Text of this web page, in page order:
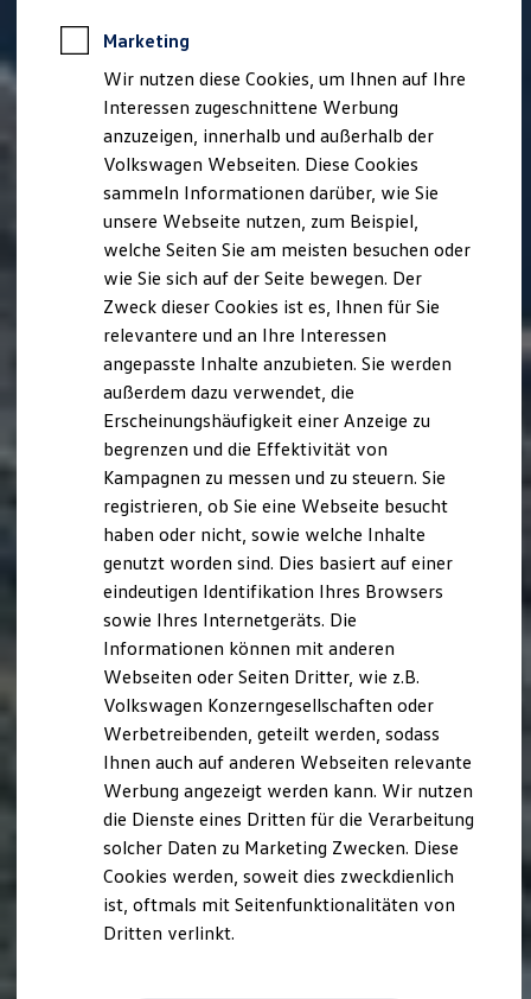
Notdienst und Pannenhilfe
Software, Konnektivität & Apps
California App
VW Connect für Ihren ID. Buzz
VW Connect für Ihren Transporter/Caravelle
VW Connect für Ihren Amarok
VW Connect für andere Modelle
Connect Pro
Fleet Interface Data
Multistop Pathfinder
Übersicht Software Updates
Digitales Bordbuch
Fahrerassistenz- und Sicherheitssysteme
Kontrollleuchten
Batterieverordnung
XTL-Dieselkraftstoff
Ersatzteile und Betriebsflüssigkeiten
Original Zubehör und Lifestyle Produkte
myVolkswagen
myVolkswagen Business
Elektrisch & Autonom
Elektro - & Hybridfahrzeuge
Unser Ansatz
Klimafreundlicher Strom
Reichweite & Ladelösungen
Reichweitensimulator
Ladezeitensimulator
Ladelösungen für Privatkunden
Ladelösungen für Gewerbekunden
Bidirektionales Laden
Förderung & Kosten der Elektrofahrzeuge
Fördermöglichkeiten für Privatkunden
Kostensimulator
Autonomes Fahren
Mehr zum ID. Buzz
California Welt
California Club
California Magazin & Ratgeber
Marketing
Wir nutzen diese Cookies, um Ihnen auf Ihre
Interessen zugeschnittene Werbung
anzuzeigen, innerhalb und außerhalb der
Volkswagen Webseiten. Diese Cookies
sammeln Informationen darüber, wie Sie
unsere Webseite nutzen, zum Beispiel,
welche Seiten Sie am meisten besuchen oder
wie Sie sich auf der Seite bewegen. Der
Zweck dieser Cookies ist es, Ihnen für Sie
relevantere und an Ihre Interessen
angepasste Inhalte anzubieten. Sie werden
außerdem dazu verwendet, die
Erscheinungshäufigkeit einer Anzeige zu
begrenzen und die Effektivität von
Kampagnen zu messen und zu steuern. Sie
registrieren, ob Sie eine Webseite besucht
haben oder nicht, sowie welche Inhalte
genutzt worden sind. Dies basiert auf einer
eindeutigen Identifikation Ihres Browsers
sowie Ihres Internetgeräts. Die
Informationen können mit anderen
Webseiten oder Seiten Dritter, wie z.B.
Volkswagen Konzerngesellschaften oder
Werbetreibenden, geteilt werden, sodass
Ihnen auch auf anderen Webseiten relevante
Werbung angezeigt werden kann. Wir nutzen
die Dienste eines Dritten für die Verarbeitung
solcher Daten zu Marketing Zwecken. Diese
Cookies werden, soweit dies zweckdienlich
ist, oftmals mit Seitenfunktionalitäten von
Dritten verlinkt.